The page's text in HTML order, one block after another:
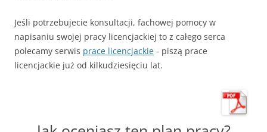
Jeśli potrzebujecie konsultacji, fachowej pomocy w
napisaniu swojej pracy licencjackiej to z całego serca
polecamy serwis prace licencjackie - piszą prace
licencjackie już od kilkudziesięciu lat.